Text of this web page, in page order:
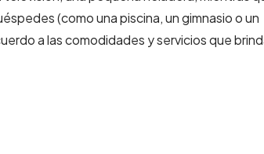
(como una piscina, un gimnasio o un
a las comodidades y servicios que